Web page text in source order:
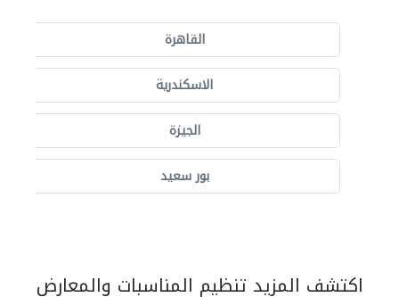
القاهرة
الاسكندرية
الجيزة
بور سعيد
اكتشف المزيد تنظيم المناسبات والمعارض